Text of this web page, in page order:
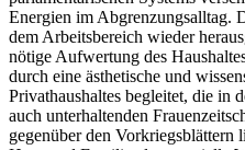
Energien im Abgrenzungsalltag.
dem Arbeitsbereich wieder
nötige Aufwertung des
durch eine ästhetische und
Privathaushaltes begleitet, die in
auch unterhaltenden
gegenüber den Vorkriegsblättern